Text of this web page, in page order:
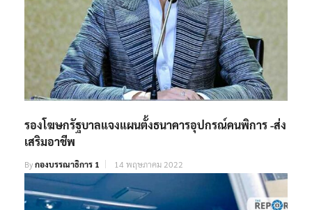
รองโฆษกรัฐบาลแจงแผนตั้งธนาคารอุปกรณ์คนพิการ -ส่ง
เสริมอาชีพ
Byกองบรรณาธิการ 1 14 พฤษภาคม 2022